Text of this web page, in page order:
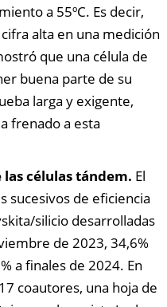
a 55ºC. Es decir,
alta en una medición
que una célula de
buena parte de su
larga y exigente,
frenado a esta
las células tándem. El
sucesivos de eficiencia
silicio desarrolladas
de 2023, 34,6%
a finales de 2024. En
coautores, una hoja de